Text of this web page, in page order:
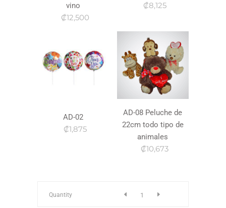
vino
₡12,500
₡8,125
AD-02
₡1,875
AD-08 Peluche de
22cm todo tipo de
animales
₡10,673
P-
Quantity